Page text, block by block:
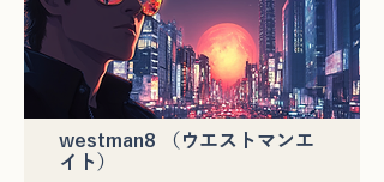
westman8 （ウエストマンエ
イト）